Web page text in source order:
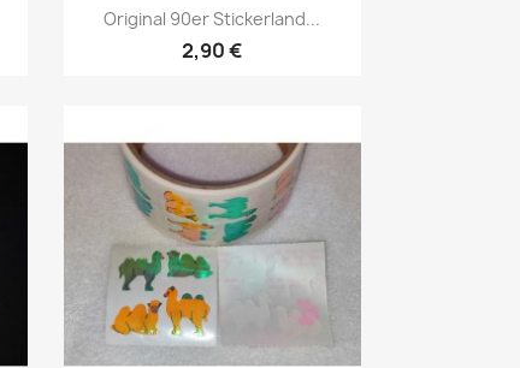
Original 90er Stickerland...
2,90 €